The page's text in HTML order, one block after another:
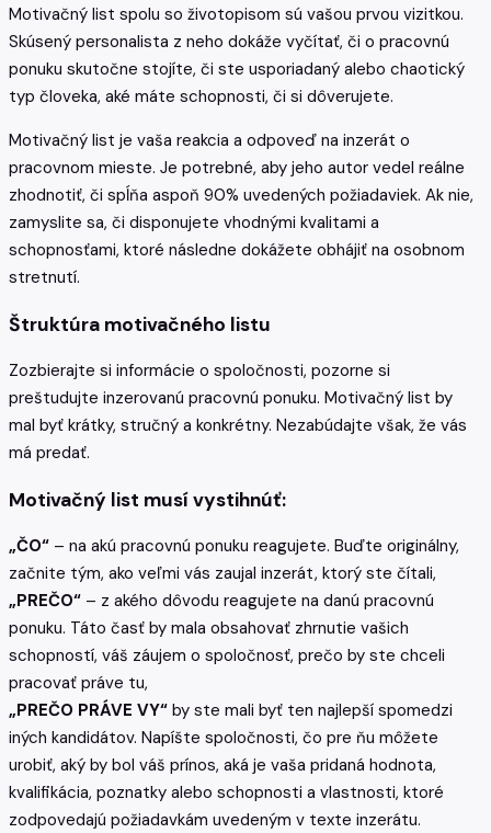
Motivačný list spolu so životopisom sú vašou prvou vizitkou.
Skúsený personalista z neho dokáže vyčítať, či o pracovnú
ponuku skutočne stojíte, či ste usporiadaný alebo chaotický
typ človeka, aké máte schopnosti, či si dôverujete.
Motivačný list je vaša reakcia a odpoveď na inzerát o
pracovnom mieste. Je potrebné, aby jeho autor vedel reálne
zhodnotiť, či spĺňa aspoň 90% uvedených požiadaviek. Ak nie,
zamyslite sa, či disponujete vhodnými kvalitami a
schopnosťami, ktoré následne dokážete obhájiť na osobnom
stretnutí.
Štruktúra motivačného listu
Zozbierajte si informácie o spoločnosti, pozorne si
preštudujte inzerovanú pracovnú ponuku. Motivačný list by
mal byť krátky, stručný a konkrétny. Nezabúdajte však, že vás
má predať.
Motivačný list musí vystihnúť:
„ČO“ – na akú pracovnú ponuku reagujete. Buďte originálny,
začnite tým, ako veľmi vás zaujal inzerát, ktorý ste čítali,
„PREČO“ – z akého dôvodu reagujete na danú pracovnú
ponuku. Táto časť by mala obsahovať zhrnutie vašich
schopností, váš záujem o spoločnosť, prečo by ste chceli
pracovať práve tu,
„PREČO PRÁVE VY“ by ste mali byť ten najlepší spomedzi
iných kandidátov. Napíšte spoločnosti, čo pre ňu môžete
urobiť, aký by bol váš prínos, aká je vaša pridaná hodnota,
kvalifikácia, poznatky alebo schopnosti a vlastnosti, ktoré
zodpovedajú požiadavkám uvedeným v texte inzerátu.